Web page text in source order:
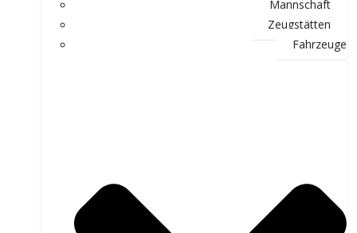
Mannschaft
Zeugstätten
Fahrzeuge